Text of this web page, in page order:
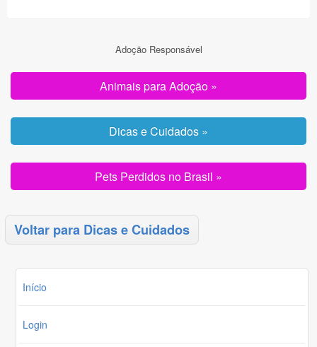
Adoção Responsável
Animais para Adoção »
Dicas e Cuidados »
Pets Perdidos no Brasil »
Voltar para Dicas e Cuidados
Início
Login